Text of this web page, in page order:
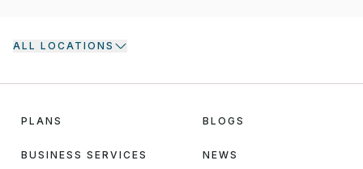
ALL LOCATIONS
PLANS
BUSINESS SERVICES
BLOGS
NEWS